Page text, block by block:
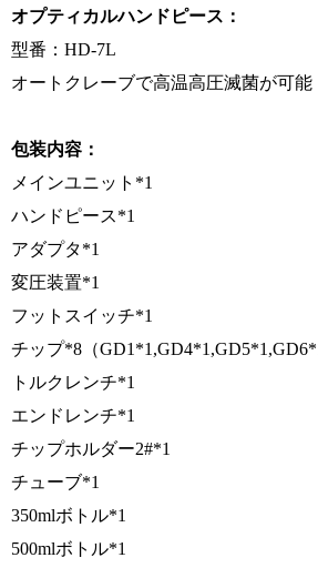
オプティカルハンドピース：
型番：HD-7L
オートクレーブで高温高圧滅菌が可
包装内容：
メインユニット*1
ハンドピース*1
アダプタ*1
変圧装置*1
フットスイッチ*1
チップ*8（
トルクレンチ*1
エンドレンチ*1
チップホルダー2#*1
チューブ*1
350mlボトル*1
500mlボトル*1